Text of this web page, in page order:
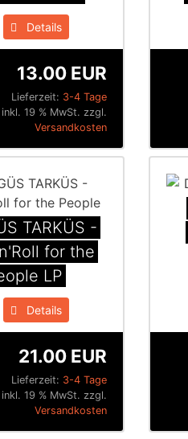
Details
Lieferzeit: 3-4 Tage
13.00 EUR
inkl. 19 % MwSt. zzgl.
Versandkosten
TARKÜS -
for the
LP
Details
Lieferzeit: 3-4 Tage
21.00 EUR
inkl. 19 % MwSt. zzgl.
Versandkosten